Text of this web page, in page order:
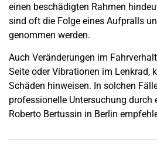
einen beschädigten Rahmen
sind oft die Folge eines Aufpralls
genommen werden.
Auch Veränderungen im
Seite oder Vibrationen im Lenkrad,
Schäden hinweisen. In solchen
professionelle Untersuchung durch
Roberto Bertussin in Berlin